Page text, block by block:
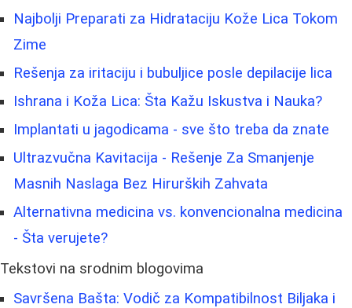
Najbolji Preparati za Hidrataciju Kože Lica Tokom
Zime
Rešenja za iritaciju i bubuljice posle depilacije lica
Ishrana i Koža Lica: Šta Kažu Iskustva i Nauka?
Implantati u jagodicama - sve što treba da znate
Ultrazvučna Kavitacija - Rešenje Za Smanjenje
Masnih Naslaga Bez Hirurških Zahvata
Alternativna medicina vs. konvencionalna medicina
- Šta verujete?
Tekstovi na srodnim blogovima
Savršena Bašta: Vodič za Kompatibilnost Biljaka i